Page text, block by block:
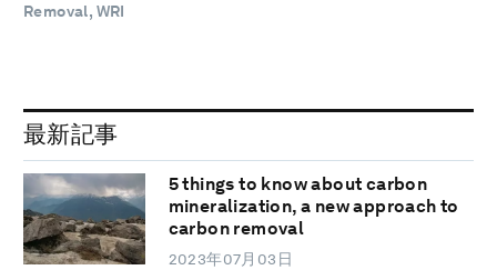
Removal, WRI
最新記事
5 things to know about carbon
mineralization, a new approach to
carbon removal
2023年07月03日